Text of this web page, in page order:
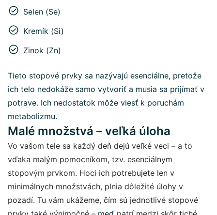
Selen (Se)
Kremík (Si)
Zinok (Zn)
Tieto stopové prvky sa nazývajú esenciálne, pretože
ich telo nedokáže samo vytvoriť a musia sa prijímať v
potrave. Ich nedostatok môže viesť k poruchám
metabolizmu.
Malé množstvá – veľká úloha
Vo vašom tele sa každý deň dejú veľké veci – a to
vďaka malým pomocníkom, tzv. esenciálnym
stopovým prvkom. Hoci ich potrebujete len v
minimálnych množstvách, plnia dôležité úlohy v
pozadí. Tu vám ukážeme, čím sú jednotlivé stopové